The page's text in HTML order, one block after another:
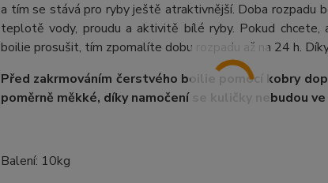
a tím se stává pro ryby ještě atraktivnější. Doba rozpadu
teplotě vody, proudu a aktivitě bílé ryby. Pokud
boilie prosušit, tím zpomalíte dobu rozpadu až na 24 h.
Před zakrmováním čerstvého boilie pomocí kobry
poměrně měkké, díky namočení se kuličky nebudou
Balení: 10kg